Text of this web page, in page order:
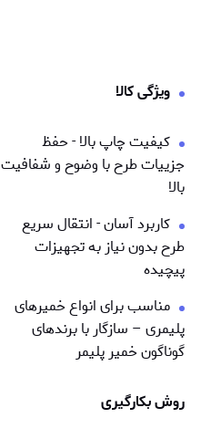
ویژگی کالا
کیفیت چاپ بالا - حفظ
جزییات طرح با وضوح و شفافیت
بالا
کاربرد آسان - انتقال سریع
طرح بدون نیاز به تجهیزات
پیچیده
مناسب برای انواع خمیرهای
پلیمری – سازگار با برندهای
گوناگون خمیر پلیمر
روش بکارگیری